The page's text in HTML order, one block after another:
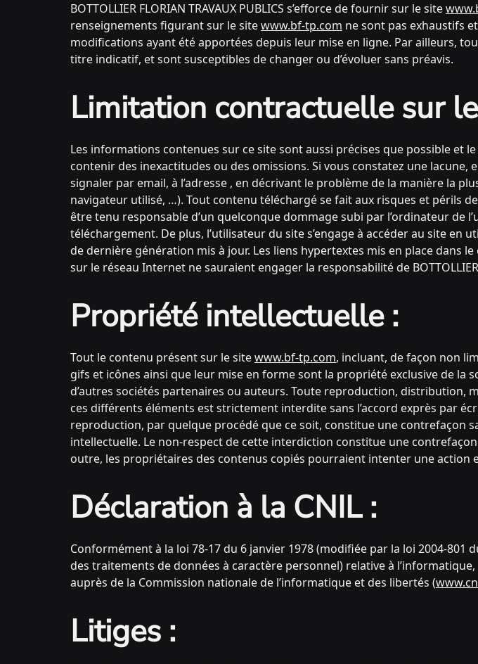
BOTTOLLIER FLORIAN TRAVAUX PUBLICS s’efforce de fournir sur le site
renseignements figurant sur le sitewww.bf-tp.com ne sont pas exhaustifs
modifications ayant été apportées depuis leur mise en ligne. Par ailleurs,
titre indicatif, et sont susceptibles de changer ou d’évoluer sans préavis.
Limitation contractuelle sur
Les informations contenues sur ce site sont aussi précises que possible et
contenir des inexactitudes ou des omissions. Si vous constatez une
signaler par email, à l’adresse , en décrivant le problème de la manière la
navigateur utilisé, …). Tout contenu téléchargé se fait aux risques et périls
être tenu responsable d’un quelconque dommage subi par l’ordinateur de
téléchargement. De plus, l’utilisateur du site s’engage à accéder au site
de dernière génération mis à jour. Les liens hypertextes mis en place dans
sur le réseau Internet ne sauraient engager la responsabilité de BOTTOLLIER
Propriété intellectuelle :
Tout le contenu présent sur le sitewww.bf-tp.com, incluant, de façon non
gifs et icônes ainsi que leur mise en forme sont la propriété exclusive de la
d’autres sociétés partenaires ou auteurs. Toute reproduction,
ces différents éléments est strictement interdite sans l’accord exprès par
reproduction, par quelque procédé que ce soit, constitue une contrefaçon
intellectuelle. Le non-respect de cette interdiction constitue une
outre, les propriétaires des contenus copiés pourraient intenter une action
Déclaration à la CNIL :
Conformément à la loi 78-17 du 6 janvier 1978 (modifiée par la loi 2004-801
des traitements de données à caractère personnel) relative à
auprès de la Commission nationale de l’informatique et des libertés (
Litiges :